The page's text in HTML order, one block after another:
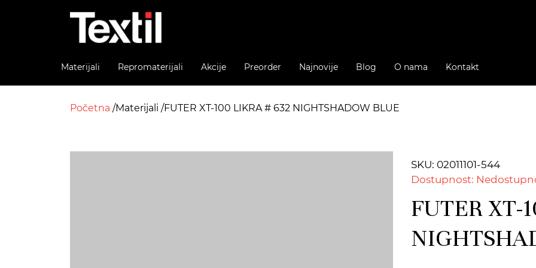
Materijali Repromaterijali Akcije Preorder Najnovije Blog O nama Kontakt
Početna Materijali FUTER XT-100 LIKRA # 632 NIGHTSHADOW BLUE
SKU: 02011101-544
Dostupnost:
FUTER XT-